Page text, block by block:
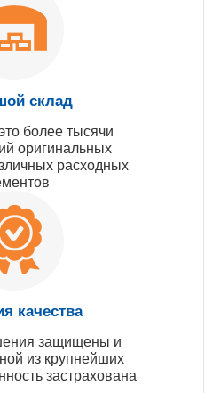
склад
более тысячи
оригинальных
расходных
качества
защищены и
из крупнейших
застрахована